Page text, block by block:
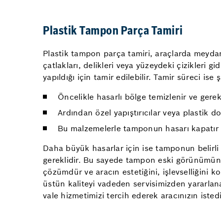
Plastik Tampon Parça Tamiri
Plastik tampon parça tamiri, araçlarda
çatlakları, delikleri veya yüzeydeki çizikleri
yapıldığı için tamir edilebilir. Tamir süreci ise
Öncelikle hasarlı bölge temizlenir ve
Ardından özel yapıştırıcılar veya plastik
Bu malzemelerle tamponun hasarı kapatır
Daha büyük hasarlar için ise tamponun belirli
gereklidir. Bu sayede tampon eski
çözümdür ve aracın estetiğini, işlevselliğini
üstün kaliteyi vadeden servisimizden
vale hizmetimizi tercih ederek aracınızın